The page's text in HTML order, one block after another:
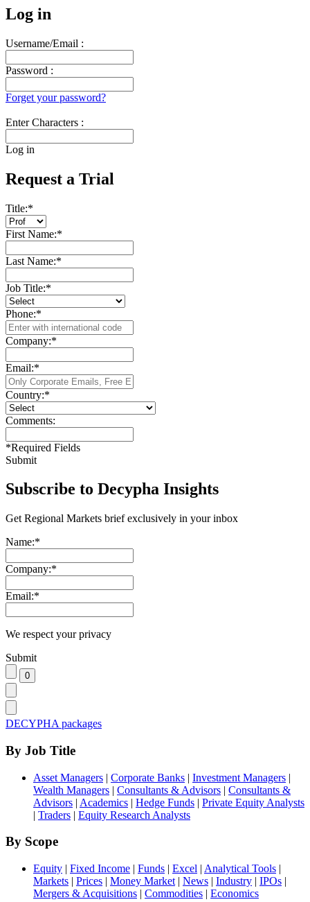
Log in
Username/Email :
Password :
Forget your password?
Enter Characters :
Log in
Request a Trial
Title:*
First Name:*
Last Name:*
Job Title:*
Phone:*
Company:*
Email:*
Country:*
Comments:
*Required Fields
Submit
Subscribe to Decypha Insights
Get Regional Markets brief exclusively in your inbox
Name:*
Company:*
Email:*
We respect your privacy
Submit
DECYPHA packages
By Job Title
Asset Managers | Corporate Banks | Investment Managers |
Wealth Managers | Consultants & Advisors | Consultants &
Advisors | Academics | Hedge Funds | Private Equity Analysts
| Traders | Equity Research Analysts
By Scope
Equity | Fixed Income | Funds | Excel | Analytical Tools |
Markets | Prices | Money Market | News | Industry | IPOs |
Mergers & Acquisitions | Commodities | Economics